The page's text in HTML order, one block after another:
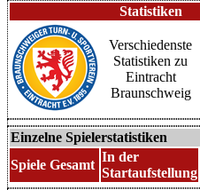
Statistiken
Verschiedenste
Statistiken zu
Eintracht
Braunschweig
Einzelne Spielerstatistiken
Spiele Gesamt
In der
Startaufstellung